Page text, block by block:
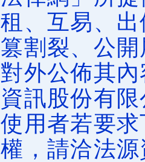
租、互易、
篡割裂、公
對外公佈其
資訊股份有
使用者若要
權，請洽法